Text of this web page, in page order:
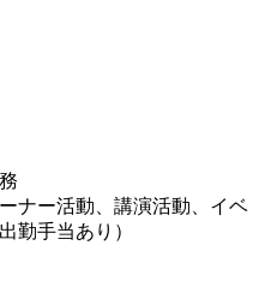
ナー活動、講演活動、イベ
勤手当あり）